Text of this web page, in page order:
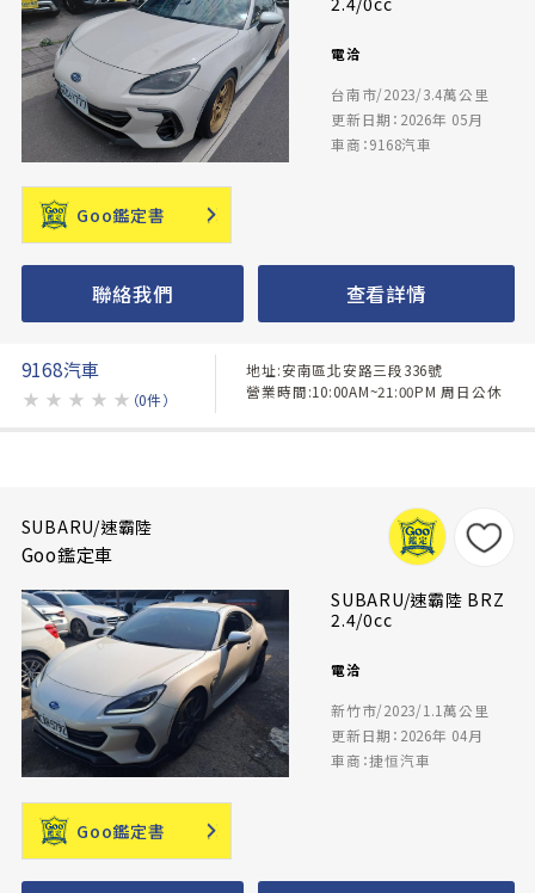
電洽
台南市/2023/3.4萬公里
更新日期：2026年 05月
車商：9168汽車
Goo鑑定書
聯絡我們 查看詳情
9168汽車
★ ★ ★ ★ ★ （0件）
地址:安南區北安路三段336號
營業時間:10:00AM~21:00PM 周日公休
SUBARU/速霸陸
Goo鑑定車
SUBARU/速霸陸 BRZ
2.4/0cc
電洽
新竹市/2023/1.1萬公里
更新日期：2026年 04月
車商：捷恒汽車
Goo鑑定書